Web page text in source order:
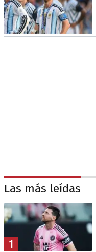
Las más leídas
1